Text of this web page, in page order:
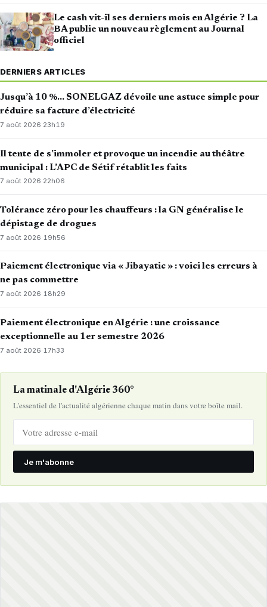
Le cash vit-il ses derniers mois en Algérie ? La
BA publie un nouveau règlement au Journal
officiel
DERNIERS ARTICLES
Jusqu’à 10 %… SONELGAZ dévoile une astuce simple pour
réduire sa facture d’électricité
7 août 2026·23h19
Il tente de s’immoler et provoque un incendie au théâtre
municipal : L’APC de Sétif rétablit les faits
7 août 2026·22h06
Tolérance zéro pour les chauffeurs : la GN généralise le
dépistage de drogues
7 août 2026·19h56
Paiement électronique via « Jibayatic » : voici les erreurs à
ne pas commettre
7 août 2026·18h29
Paiement électronique en Algérie : une croissance
exceptionnelle au 1er semestre 2026
7 août 2026· 17h33
La matinale d'Algérie 360°
L'essentiel de l'actualité algérienne chaque matin dans votre boîte mail.
Je m'abonne